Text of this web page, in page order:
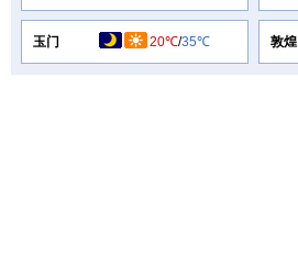
玉门 20℃/35℃ 敦煌